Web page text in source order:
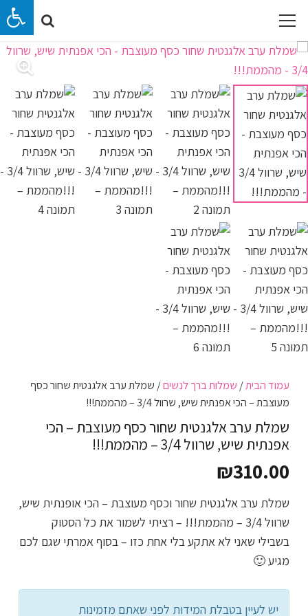
עמוד הבית/ שמלות ברך לנשים/ שמלת ערב אלגנטית שחור כסף
מעוצבת – הכי אפנתית שיש, שרוול 3/4 – מהממת!!!
שמלת ערב אלגנטית שחור כסף מעוצבת – הכי
אפנתית שיש, שרוול 3/4 – מהממת!!!
₪310.00
שמלת ערב אלגנטית שחור וכסף מעוצבת – הכי אופנתית שיש,
שרוול 3/4 – מהממת!!! – רציתי לשמור את כל הסטוק
בשבילי שאני לא אתקע בלי אחת כזו – בסוף אמרתי שגם לכם
מגיע 🙂
יש לעיין בטבלת המידות לפני שאתם מזמינות